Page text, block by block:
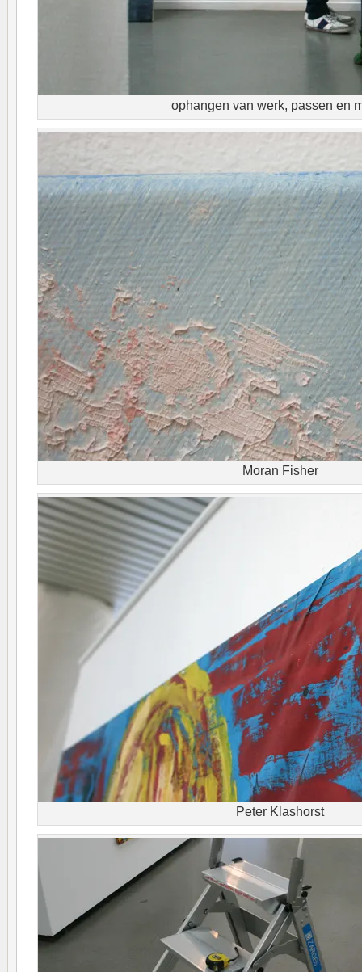
ophangen van werk, passen en
Moran Fisher
Peter Klashorst